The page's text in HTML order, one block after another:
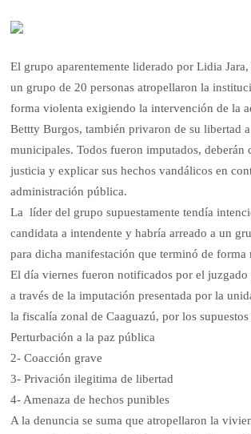
El grupo aparentemente liderado por Lidia
un grupo de 20 personas atropellaron la
forma violenta exigiendo la intervención de la
Bettty Burgos, también privaron de su libertad
municipales. Todos fueron imputados, deberán
justicia y explicar sus hechos vandálicos en
administración pública.
La líder del grupo supuestamente tendía
candidata a intendente y habría arreado a un
para dicha manifestación que terminó de forma
El día viernes fueron notificados por el juzgado
a través de la imputación presentada por la
la fiscalía zonal de Caaguazú, por los
Perturbación a la paz pública
2- Coacción grave
3- Privación ilegitima de libertad
4- Amenaza de hechos punibles
A la denuncia se suma que atropellaron la